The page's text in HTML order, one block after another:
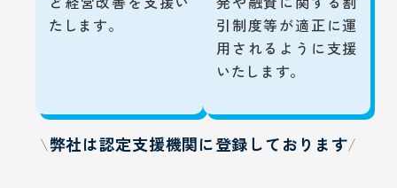
たします。
引制度等が適正に運
用されるように支援
いたします。
弊社は認定支援機関に登録しております